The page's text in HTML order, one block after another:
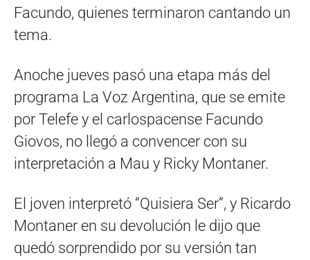
Facundo, quienes terminaron cantando un
tema.
Anoche jueves pasó una etapa más del
programa La Voz Argentina, que se emite
por Telefe y el carlospacense Facundo
Giovos, no llegó a convencer con su
interpretación a Mau y Ricky Montaner.
El joven interpretó “Quisiera Ser”, y Ricardo
Montaner en su devolución le dijo que
quedó sorprendido por su versión tan